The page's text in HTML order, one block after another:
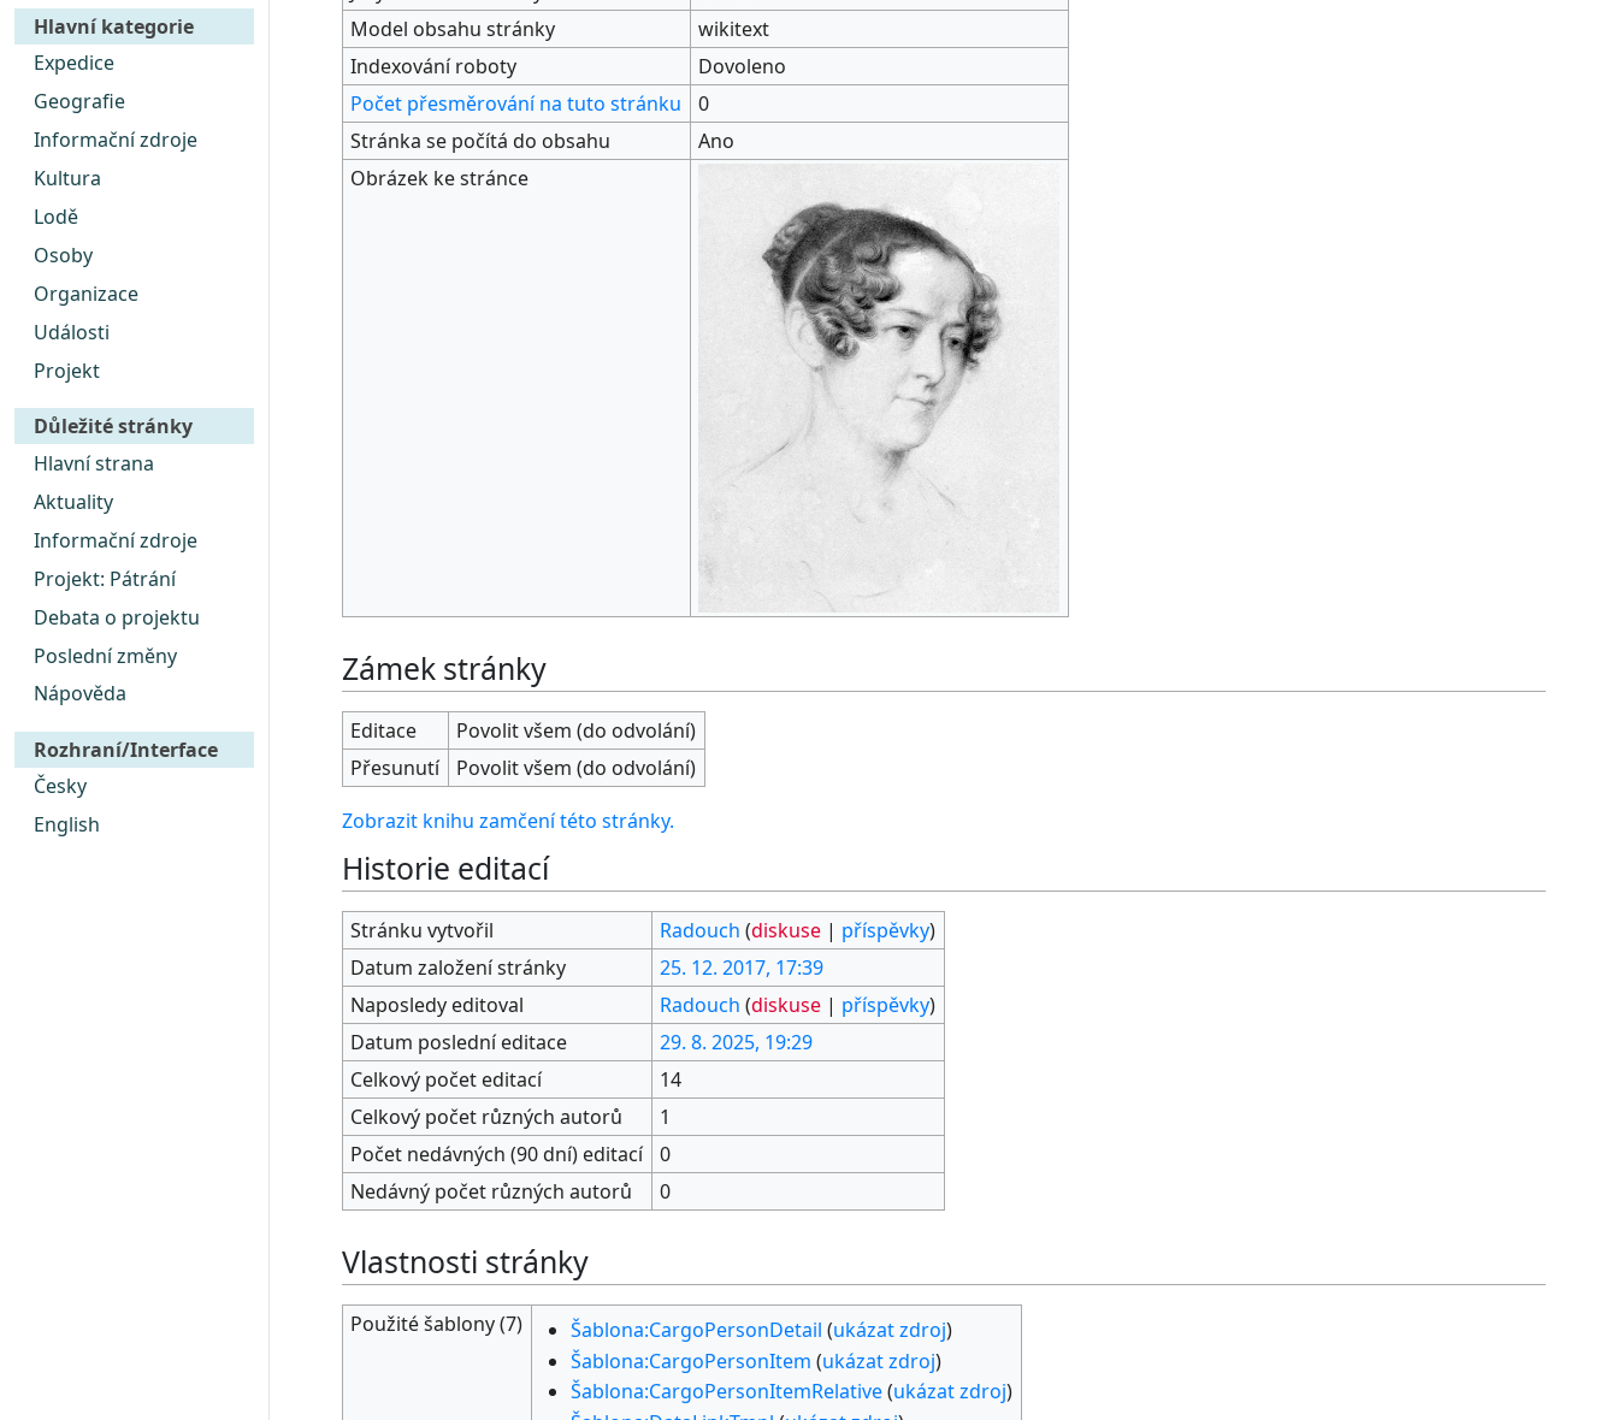
Hlavní kategorie
Expedice
Geografie
Informační zdroje
Kultura
Lodě
Osoby
Organizace
Události
Projekt
Důležité stránky
Hlavní strana
Aktuality
Informační zdroje
Projekt: Pátrání
Debata o projektu
Poslední změny
Nápověda
Rozhraní/Interface
Česky
English
Model obsahu stránky
wikitext
Indexování roboty
Dovoleno
Počet přesměrování na tuto stránku
0
Stránka se počítá do obsahu
Ano
Obrázek ke stránce
Zámek stránky
Editace
Povolit všem (do odvolání)
Přesunutí
Povolit všem (do odvolání)
Zobrazit knihu zamčení této stránky.
Historie editací
Stránku vytvořil Radouch (diskuse | příspěvky)
Datum založení stránky
25. 12. 2017, 17:39
Naposledy editoval
Radouch (diskuse | příspěvky)
Datum poslední editace
29. 8. 2025, 19:29
Celkový počet editací
14
Celkový počet různých autorů
1
Počet nedávných (90 dní) editací
0
Nedávný počet různých autorů
0
Vlastnosti stránky
Použité šablony (7) Šablona:CargoPersonDetail (ukázat zdroj)
Šablona:CargoPersonItem (ukázat zdroj)
Šablona:CargoPersonItemRelative(ukázat zdroj)